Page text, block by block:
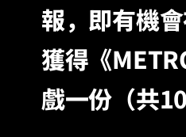
報，即有機
獲得《
戲一份（共